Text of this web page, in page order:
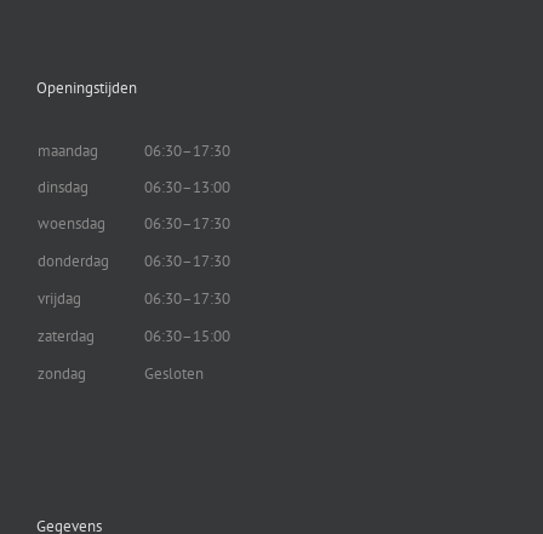
Openingstijden
maandag
06:30–17:30
dinsdag
06:30–13:00
woensdag
06:30–17:30
donderdag
06:30–17:30
vrijdag
06:30–17:30
zaterdag
06:30–15:00
zondag
Gesloten
Gegevens